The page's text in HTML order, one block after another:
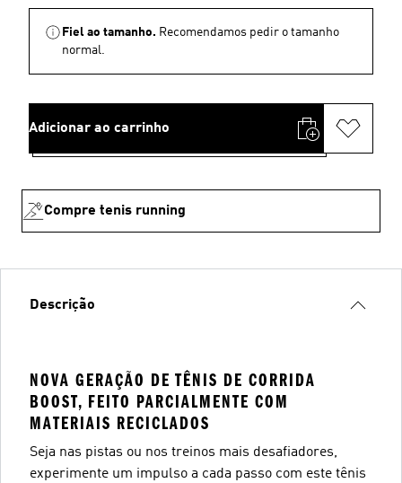
Fiel ao tamanho. Recomendamos pedir o tamanho
normal.
Adicionar ao carrinho
Compre tenis running
Descrição
NOVA GERAÇÃO DE TÊNIS DE CORRIDA
BOOST, FEITO PARCIALMENTE COM
MATERIAIS RECICLADOS
Seja nas pistas ou nos treinos mais desafiadores,
experimente um impulso a cada passo com este tênis